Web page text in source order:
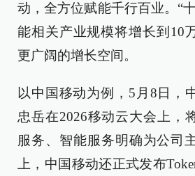
动，全方位赋能千行百业。“
能相关产业规模将增长到10
更广阔的增长空间。
以中国移动为例，5月8日，
忠岳在2026移动云大会上，
服务、智能服务明确为公司
上，中国移动还正式发布